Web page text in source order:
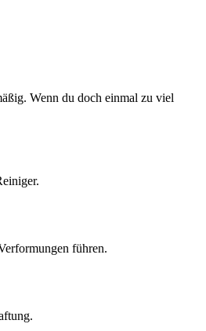
Wenn du doch einmal zu viel
führen.